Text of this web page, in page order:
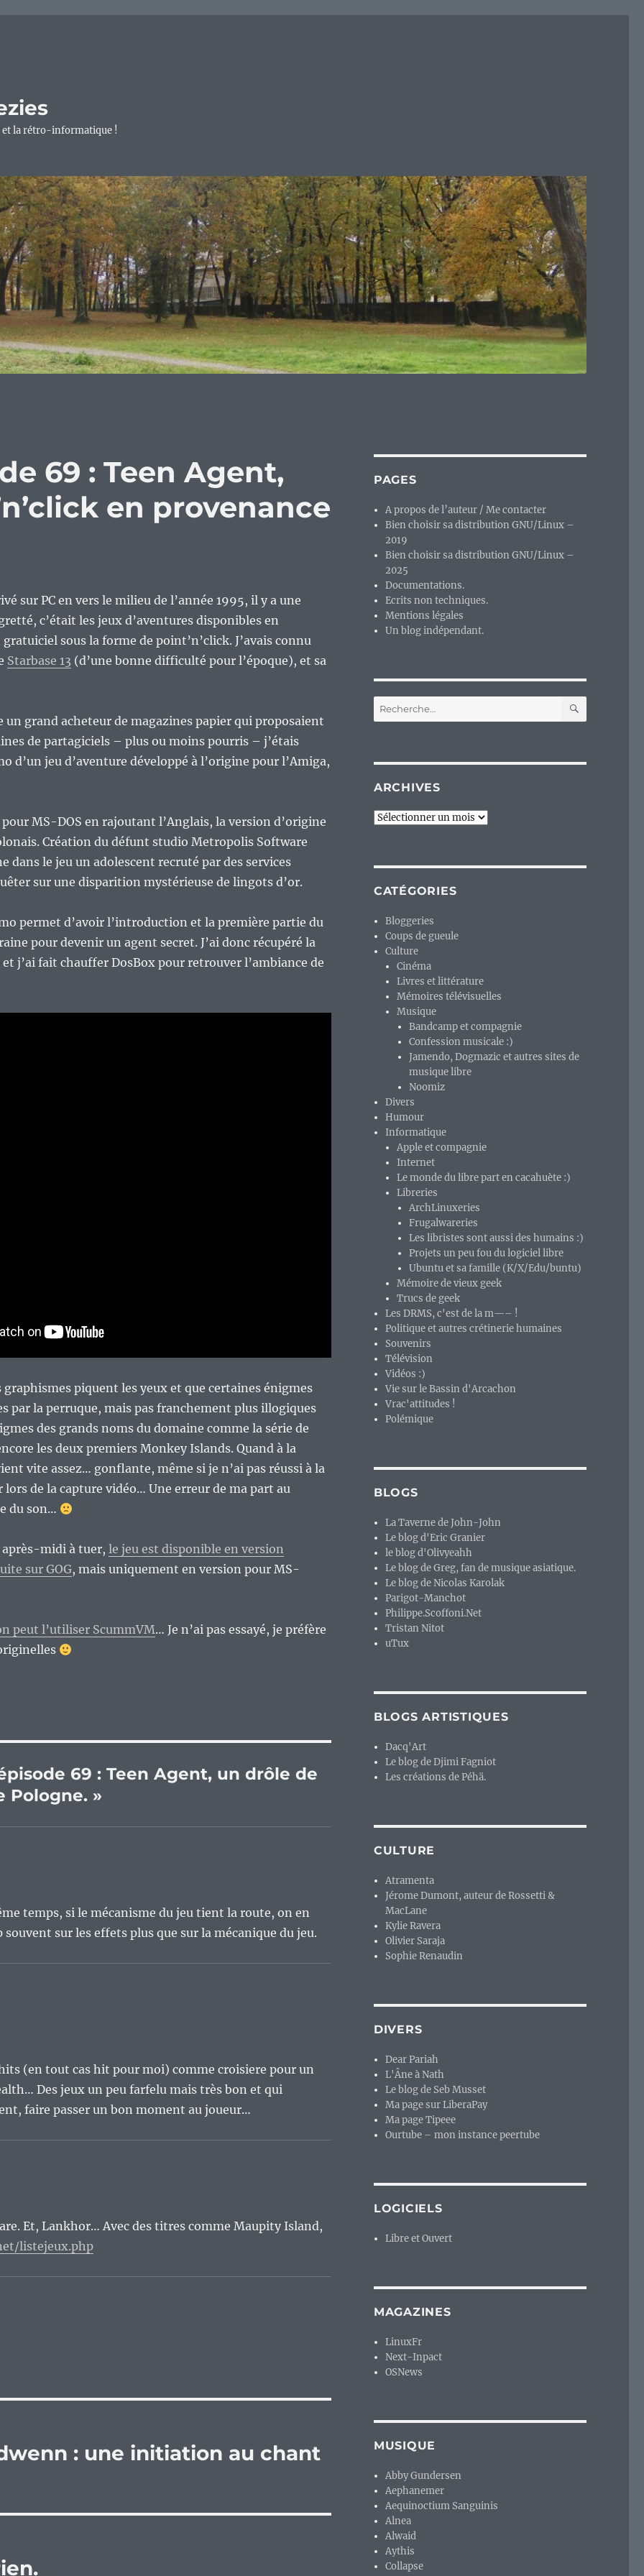
et la rétro-informatique !
69 : Teen Agent,
en provenance
sur PC en vers le milieu de l’année 1995, il y a une
c’était les jeux d’aventures disponibles en
sous la forme de point’n’click. J’avais connu
Starbase 13 (d’une bonne difficulté pour l’époque), et sa
un grand acheteur de magazines papier qui proposaient
de partagiciels – plus ou moins pourris – j’étais
d’un jeu d’aventure développé à l’origine pour l’Amiga,
MS-DOS en rajoutant l’Anglais, la version d’origine
Création du défunt studio Metropolis Software
dans le jeu un adolescent recruté par des services
sur une disparition mystérieuse de lingots d’or.
permet d’avoir l’introduction et la première partie du
pour devenir un agent secret. J’ai donc récupéré la
j’ai fait chauffer DosBox pour retrouver l’ambiance de
graphismes piquent les yeux et que certaines énigmes
par la perruque, mais pas franchement plus illogiques
des grands noms du domaine comme la série de
les deux premiers Monkey Islands. Quand à la
vite assez… gonflante, même si je n’ai pas réussi à la
de la capture vidéo… Une erreur de ma part au
du son…
après-midi à tuer, le jeu est disponible en version
sur GOG, mais uniquement en version pour MS-
peut l’utiliser ScummVM… Je n’ai pas essayé, je préfère
69 : Teen Agent, un drôle de
Pologne. »
temps, si le mécanisme du jeu tient la route, on en
sur les effets plus que sur la mécanique du jeu.
(en tout cas hit pour moi) comme croisiere pour un
Des jeux un peu farfelu mais très bon et qui
faire passer un bon moment au joueur…
Et, Lankhor… Avec des titres comme Maupity Island,
listejeux.php
: une initiation au chant
PAGES
A propos de l’auteur / Me contacter
Bien choisir sa distribution GNU/Linux –
2019
Bien choisir sa distribution GNU/Linux –
2025
Documentations.
Ecrits non techniques.
Mentions légales
Un blog indépendant.
Recherche
pour :
ARCHIVES
Archives
CATÉGORIES
Bloggeries
Coups de gueule
Culture
Cinéma
Livres et littérature
Mémoires télévisuelles
Musique
Bandcamp et compagnie
Confession musicale :)
Jamendo, Dogmazic et autres sites de
musique libre
Noomiz
Divers
Humour
Informatique
Apple et compagnie
Internet
Le monde du libre part en cacahuète :)
Libreries
ArchLinuxeries
Frugalwareries
Les libristes sont aussi des humains :)
Projets un peu fou du logiciel libre
Ubuntu et sa famille (K/X/Edu/buntu)
Mémoire de vieux geek
Trucs de geek
Les DRMS, c'est de la m—– !
Politique et autres crétinerie humaines
Souvenirs
Télévision
Vidéos :)
Vie sur le Bassin d'Arcachon
Vrac'attitudes !
Polémique
BLOGS
La Taverne de John-John
Le blog d'Eric Granier
le blog d'Olivyeahh
Le blog de Greg, fan de musique asiatique.
Le blog de Nicolas Karolak
Parigot-Manchot
Philippe.Scoffoni.Net
Tristan Nitot
uTux
BLOGS ARTISTIQUES
Dacq'Art
Le blog de Djimi Fagniot
Les créations de Péhä.
CULTURE
Atramenta
Jérome Dumont, auteur de Rossetti &
MacLane
Kylie Ravera
Olivier Saraja
Sophie Renaudin
DIVERS
Dear Pariah
L'Âne à Nath
Le blog de Seb Musset
Ma page sur LiberaPay
Ma page Tipeee
Ourtube – mon instance peertube
LOGICIELS
Libre et Ouvert
MAGAZINES
LinuxFr
Next-Inpact
OSNews
MUSIQUE
Abby Gundersen
Aephanemer
Aequinoctium Sanguinis
Alnea
Alwaid
Aythis
Collapse